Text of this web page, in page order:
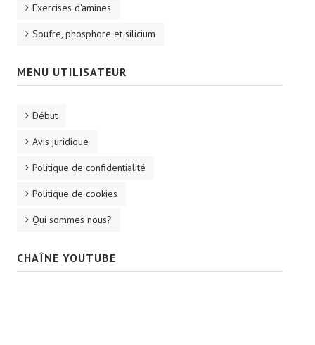
Exercises d'amines
Soufre, phosphore et silicium
MENU UTILISATEUR
Début
Avis juridique
Politique de confidentialité
Politique de cookies
Qui sommes nous?
CHAÎNE YOUTUBE